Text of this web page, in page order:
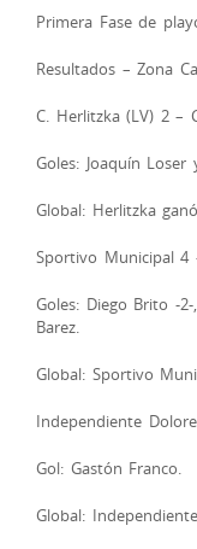
Primera Fase de
Resultados – Zona
C. Herlitzka (LV) 2 –
Goles: Joaquín
Global: Herlitzka
Sportivo Municipal 4
Goles: Diego Brito -
Barez.
Global: Sportivo
Independiente
Gol: Gastón Franco.
Global: